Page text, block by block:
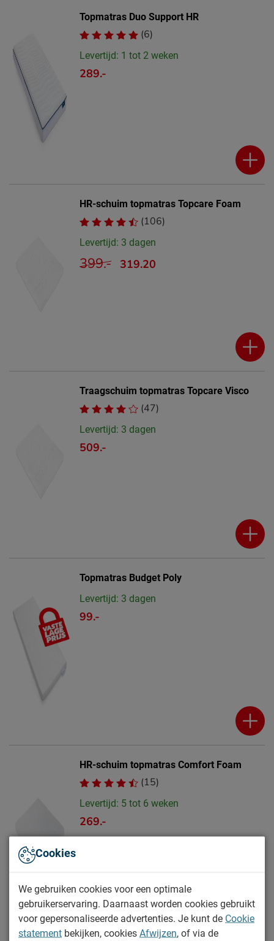
Topmatras Duo Support HR
(6)
Levertijd: 1 tot 2 weken
289.-
HR-schuim topmatras Topcare Foam
(106)
Levertijd: 3 dagen
399.- 319.20
Traagschuim topmatras Topcare Visco
(47)
Levertijd: 3 dagen
509.-
Topmatras Budget Poly
Levertijd: 3 dagen
99.-
HR-schuim topmatras Comfort Foam
(15)
Levertijd: 5 tot 6 weken
269.-
Cookies
We gebruiken cookies voor een optimale
gebruikerservaring. Daarnaast worden cookies gebruikt
voor gepersonaliseerde advertenties. Je kunt de Cookie
statement bekijken, cookies Afwijzen, of via de